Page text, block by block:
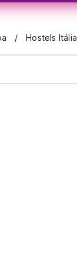
Hostels Itália